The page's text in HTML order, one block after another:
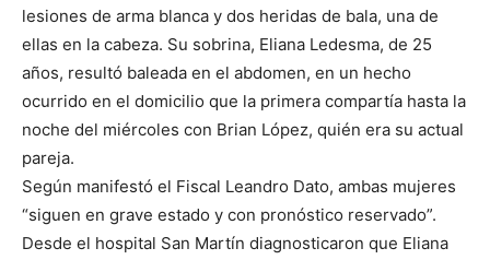
lesiones de arma blanca y dos heridas de bala, una de
ellas en la cabeza. Su sobrina, Eliana Ledesma, de 25
años, resultó baleada en el abdomen, en un hecho
ocurrido en el domicilio que la primera compartía hasta la
noche del miércoles con Brian López, quién era su actual
pareja.
Según manifestó el Fiscal Leandro Dato, ambas mujeres
“siguen en grave estado y con pronóstico reservado”.
Desde el hospital San Martín diagnosticaron que Eliana